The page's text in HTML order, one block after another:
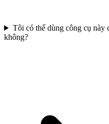
Tôi có thể dùng công cụ này
không?